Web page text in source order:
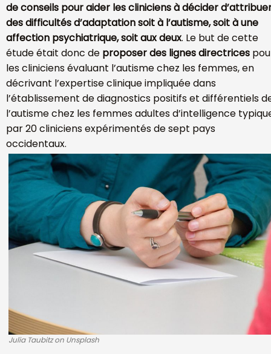
de conseils pour aider les cliniciens à décider
des difficultés d’adaptation soit à l’autisme, soit à une
affection psychiatrique, soit aux deux. Le but de cette
étude était donc de proposer des lignes directrices
les cliniciens évaluant l’autisme chez les femmes, en
décrivant l’expertise clinique impliquée dans
l’établissement de diagnostics positifs et différentiels
l’autisme chez les femmes adultes d’intelligence
par 20 cliniciens expérimentés de sept pays
occidentaux.
Julia Taubitz on Unsplash